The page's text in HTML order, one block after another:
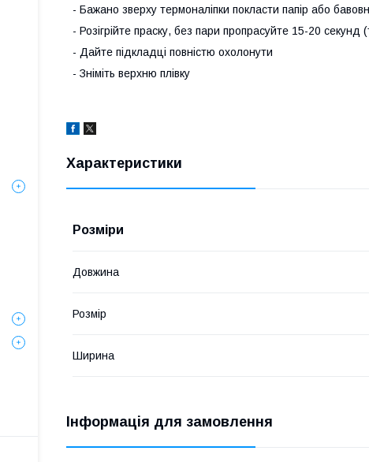
- Бажано зверху термоналіпки покласти папір або
- Розігрійте праску, без пари пропрасуйте 15-20
- Дайте підкладці повністю охолонути
- Зніміть верхню плівку
Характеристики
Розміри
Довжина
Розмір
Ширина
Інформація для замовлення